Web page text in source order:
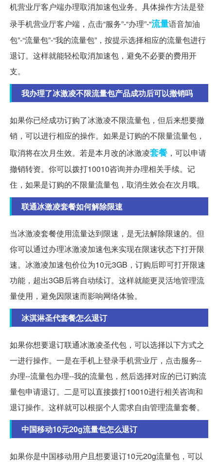
机营业厅客户端办理取消加速包业务。具体操作方法是登
录手机营业厅客户端，点击“服务”-“办理”-“流量语音加油
包”-“流量包”-“我的流量包”，按提示选择相应的流量包进行
退订。这样就能轻松取消加速包，避免不必要的费用开
支。
我办理了冰激凌不限流量包产品成功后可以撤销吗
如果你已经成功订购了冰激凌不限流量包，但后来想要撤
销，可以进行相应的操作。如果是订购的不限量流量包，
取消将在次月生效。若是本月改的冰激凌套餐 ，可以申请
撤销转资。你可以拨打10010咨询并办理相关手续。记
住，如果是订购的不限量流量包，取消生效会在次月哦。
联通冰激凌套餐如何解除限速
当冰激凌套餐使用流量达到限速，是无法解除限速的。但
你可以通过办理冰激凌加速包来实现在限速状态下打开限
速。冰激凌加速包价位为10元3GB，订购后即可打开限速
功能，超出3GB后将自动续订。这样就能更灵活地管理流
量使用，避免因限速而影响网络体验。
冰淇淋圣代套餐怎么退订
如果你想要退订联通冰激凌圣代包，可以选择以下方式之
一进行操作。一是在手机上登录手机营业厅，点击服务--
办理--流量包办理--我的流量包，然后选择对应的已订购流
量包申请退订。二是可以直接拨打10010进行相关咨询和
退订操作。这样就可以根据个人需求自由管理流量套餐。
中国移动10元20g流量包怎么退订
如果你是中国移动用户且想要退订10元20g流量包，可以